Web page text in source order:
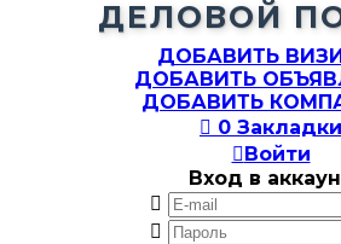
ДЕЛОВОЙ
ДОБАВИТЬ
ДОБАВИТЬ
ДОБАВИТЬ
 0 Закладки
Войти
Вход в

